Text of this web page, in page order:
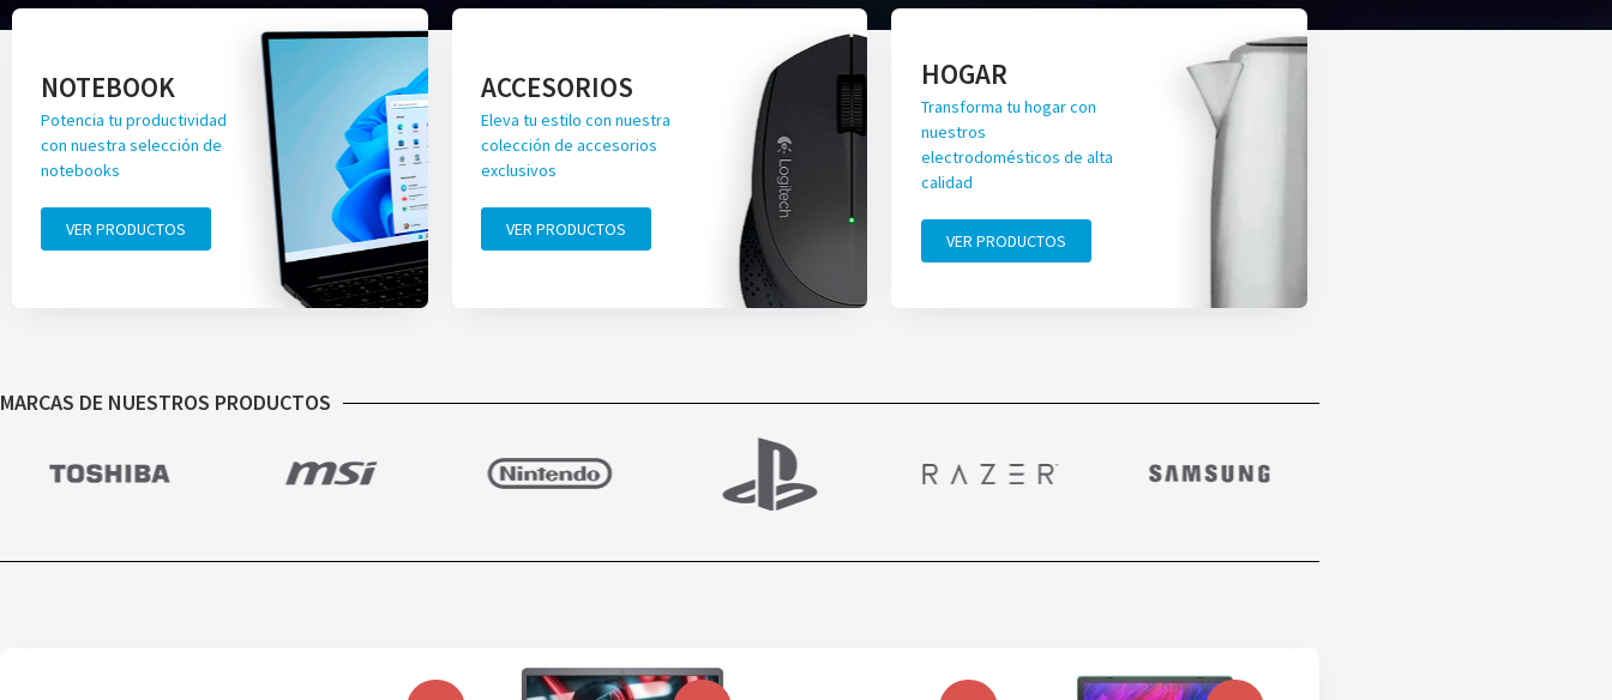
NOTEBOOK
Potencia tu productividad
con nuestra selección de
notebooks
VER PRODUCTOS
ACCESORIOS
Eleva tu estilo con nuestra
colección de accesorios
exclusivos
VER PRODUCTOS
HOGAR
Transforma tu hogar con
nuestros
electrodomésticos de alta
calidad
VER PRODUCTOS
MARCAS DE NUESTROS PRODUCTOS